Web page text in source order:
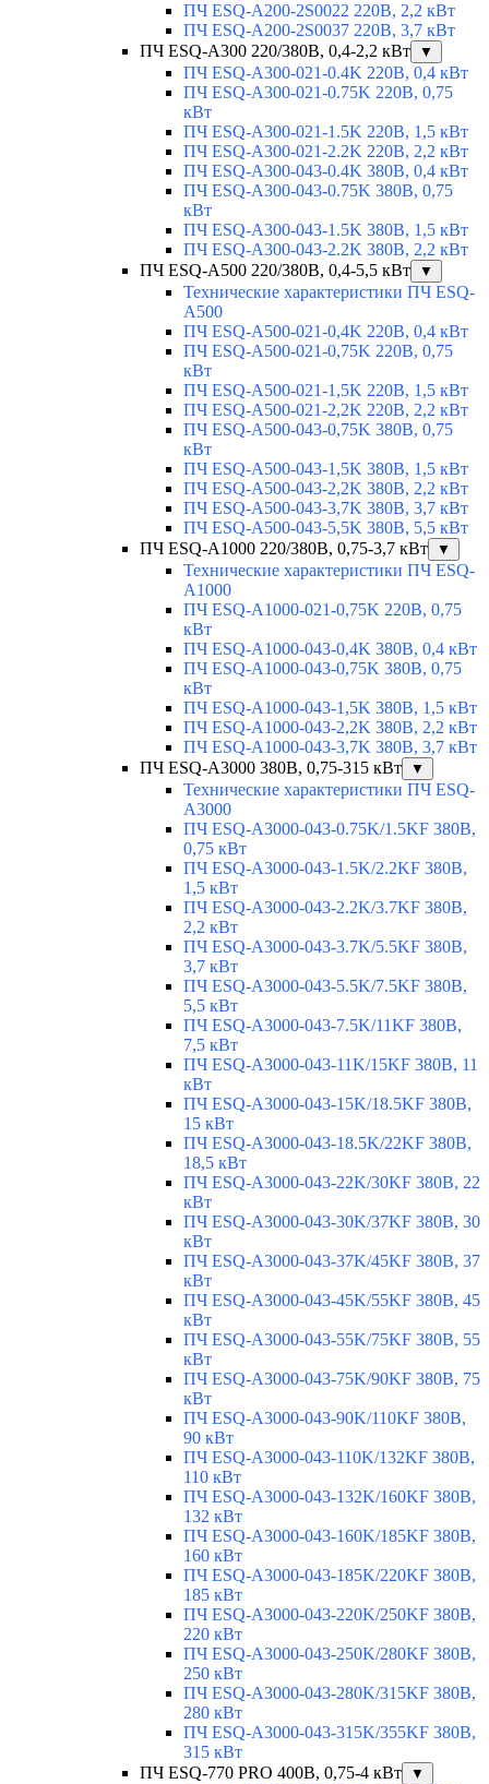
ПЧ ESQ-A200-2S0022 220В, 2,2 кВт
ПЧ ESQ-A200-2S0037 220В, 3,7 кВт
ПЧ ESQ-A300 220/380В, 0,4-2,2 кВт
▼
ПЧ ESQ-A300-021-0.4K 220В, 0,4 кВт
ПЧ ESQ-A300-021-0.75K 220В, 0,75
кВт
ПЧ ESQ-A300-021-1.5K 220В, 1,5 кВт
ПЧ ESQ-A300-021-2.2K 220В, 2,2 кВт
ПЧ ESQ-A300-043-0.4K 380В, 0,4 кВт
ПЧ ESQ-A300-043-0.75K 380В, 0,75
кВт
ПЧ ESQ-A300-043-1.5K 380В, 1,5 кВт
ПЧ ESQ-A300-043-2.2K 380В, 2,2 кВт
ПЧ ESQ-A500 220/380В, 0,4-5,5 кВт
▼
Технические характеристики ПЧ ESQ-
A500
ПЧ ESQ-A500-021-0,4K 220В, 0,4 кВт
ПЧ ESQ-A500-021-0,75K 220В, 0,75
кВт
ПЧ ESQ-A500-021-1,5K 220В, 1,5 кВт
ПЧ ESQ-A500-021-2,2K 220В, 2,2 кВт
ПЧ ESQ-A500-043-0,75K 380В, 0,75
кВт
ПЧ ESQ-A500-043-1,5K 380В, 1,5 кВт
ПЧ ESQ-A500-043-2,2K 380В, 2,2 кВт
ПЧ ESQ-A500-043-3,7K 380В, 3,7 кВт
ПЧ ESQ-A500-043-5,5K 380В, 5,5 кВт
ПЧ ESQ-A1000 220/380В, 0,75-3,7 кВт
▼
Технические характеристики ПЧ ESQ-
A1000
ПЧ ESQ-A1000-021-0,75K 220В, 0,75
кВт
ПЧ ESQ-A1000-043-0,4K 380В, 0,4 кВт
ПЧ ESQ-A1000-043-0,75K 380В, 0,75
кВт
ПЧ ESQ-A1000-043-1,5K 380В, 1,5 кВт
ПЧ ESQ-A1000-043-2,2K 380В, 2,2 кВт
ПЧ ESQ-A1000-043-3,7K 380В, 3,7 кВт
ПЧ ESQ-A3000 380В, 0,75-315 кВт
▼
Технические характеристики ПЧ ESQ-
A3000
ПЧ ESQ-A3000-043-0.75K/1.5KF 380В,
0,75 кВт
ПЧ ESQ-A3000-043-1.5K/2.2KF 380В,
1,5 кВт
ПЧ ESQ-A3000-043-2.2K/3.7KF 380В,
2,2 кВт
ПЧ ESQ-A3000-043-3.7K/5.5KF 380В,
3,7 кВт
ПЧ ESQ-A3000-043-5.5K/7.5KF 380В,
5,5 кВт
ПЧ ESQ-A3000-043-7.5K/11KF 380В,
7,5 кВт
ПЧ ESQ-A3000-043-11K/15KF 380В, 11
кВт
ПЧ ESQ-A3000-043-15K/18.5KF 380В,
15 кВт
ПЧ ESQ-A3000-043-18.5K/22KF 380В,
18,5 кВт
ПЧ ESQ-A3000-043-22K/30KF 380В, 22
кВт
ПЧ ESQ-A3000-043-30K/37KF 380В, 30
кВт
ПЧ ESQ-A3000-043-37K/45KF 380В, 37
кВт
ПЧ ESQ-A3000-043-45K/55KF 380В, 45
кВт
ПЧ ESQ-A3000-043-55K/75KF 380В, 55
кВт
ПЧ ESQ-A3000-043-75K/90KF 380В, 75
кВт
ПЧ ESQ-A3000-043-90K/110KF 380В,
90 кВт
ПЧ ESQ-A3000-043-110K/132KF 380В,
110 кВт
ПЧ ESQ-A3000-043-132K/160KF 380В,
132 кВт
ПЧ ESQ-A3000-043-160K/185KF 380В,
160 кВт
ПЧ ESQ-A3000-043-185K/220KF 380В,
185 кВт
ПЧ ESQ-A3000-043-220K/250KF 380В,
220 кВт
ПЧ ESQ-A3000-043-250K/280KF 380В,
250 кВт
ПЧ ESQ-A3000-043-280K/315KF 380В,
280 кВт
ПЧ ESQ-A3000-043-315K/355KF 380В,
315 кВт
ПЧ ESQ-770 PRO 400В, 0,75-4 кВт
▼